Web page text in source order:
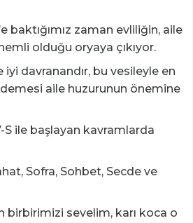
baktığımız zaman evliliğin, aile
olduğu oryaya çıkıyor.
iyi davranandır, bu vesileyle en
demesi aile huzurunun önemine
ile başlayan kavramlarda
Sofra, Sohbet, Secde ve
birbirimizi sevelim, karı koca o